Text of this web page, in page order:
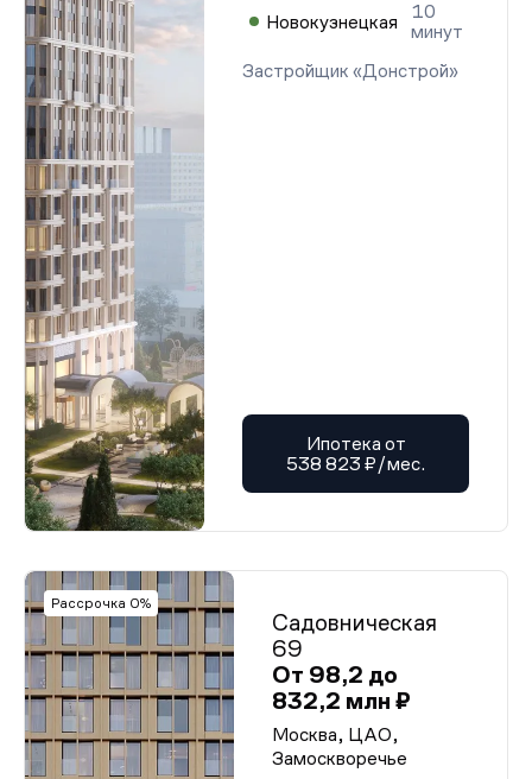
Новокузнецкая
10
минут
Застройщик «Донстрой»
Ипотека от
538 823 ₽/мес.
Рассрочка 0%
Садовническая
69
От 98,2 до
832,2 млн ₽
Москва, ЦАО,
Замоскворечье